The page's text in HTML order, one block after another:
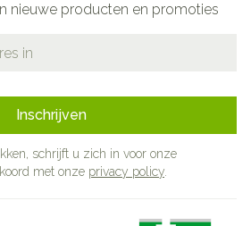
nieuwe producten en promoties
Inschrijven
schrijft u zich in voor onze
met onze privacy policy